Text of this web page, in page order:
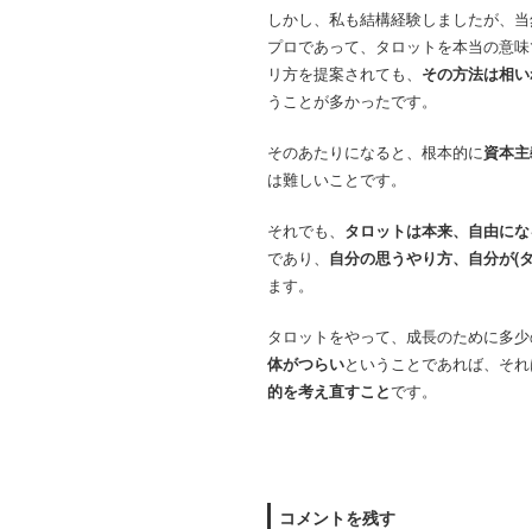
しかし、私も結構経験しましたが、
プロであって、タロットを本当の意
リ方を提案されても、 その方法は相
うことが多かったです。
そのあたりになると、根本的に資本
は難しいことです。
それでも、 タロットは本来、自由に
であり、 自分の思うやり方、自分が(
ます。
タロットをやって、成長のために多
体がつらいということであれば、そ
的を考え直すことです。
コメントを残す